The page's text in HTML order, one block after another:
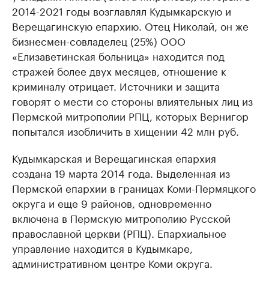
2014-2021 годы возглавлял Кудымкарскую и
Верещагинскую епархию. Отец Николай, он же
бизнесмен-совладелец (25%) ООО
«Елизаветинская больница» находится под
стражей более двух месяцев, отношение к
криминалу отрицает. Источники и защита
говорят о мести со стороны влиятельных лиц из
Пермской митрополии РПЦ, которых Вернигор
попытался изобличить в хищении 42 млн руб.
Кудымкарская и Верещагинская епархия
создана 19 марта 2014 года. Выделенная из
Пермской епархии в границах Коми-Пермяцкого
округа и еще 9 районов, одновременно
включена в Пермскую митрополию Русской
православной церкви (РПЦ). Епархиальное
управление находится в Кудымкаре,
административном центре Коми округа.